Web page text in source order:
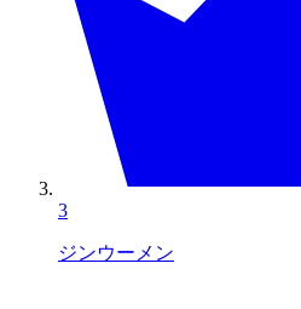
3
ジンウーメン